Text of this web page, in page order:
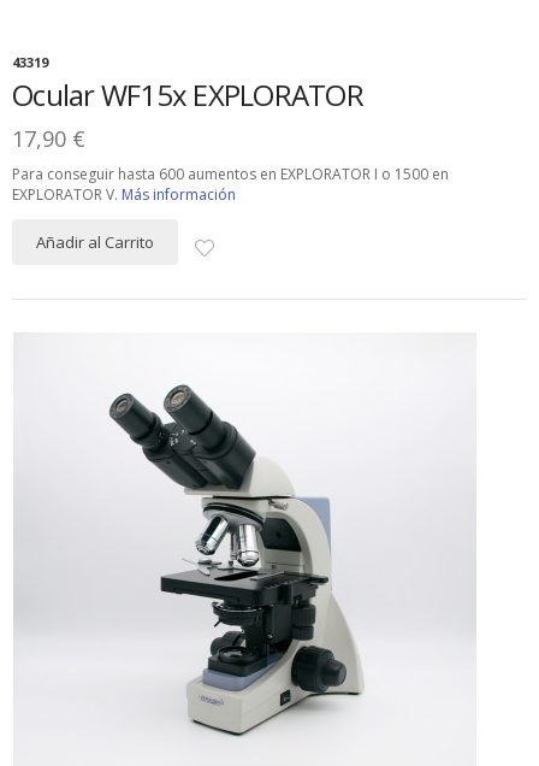
43319
Ocular WF15x EXPLORATOR
17,90 €
Para conseguir hasta 600 aumentos en EXPLORATOR I o 1500 en
EXPLORATOR V. Más información
Añadir al Carrito